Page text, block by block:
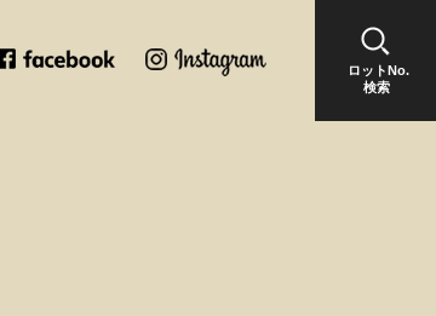
ロットNo.
検索